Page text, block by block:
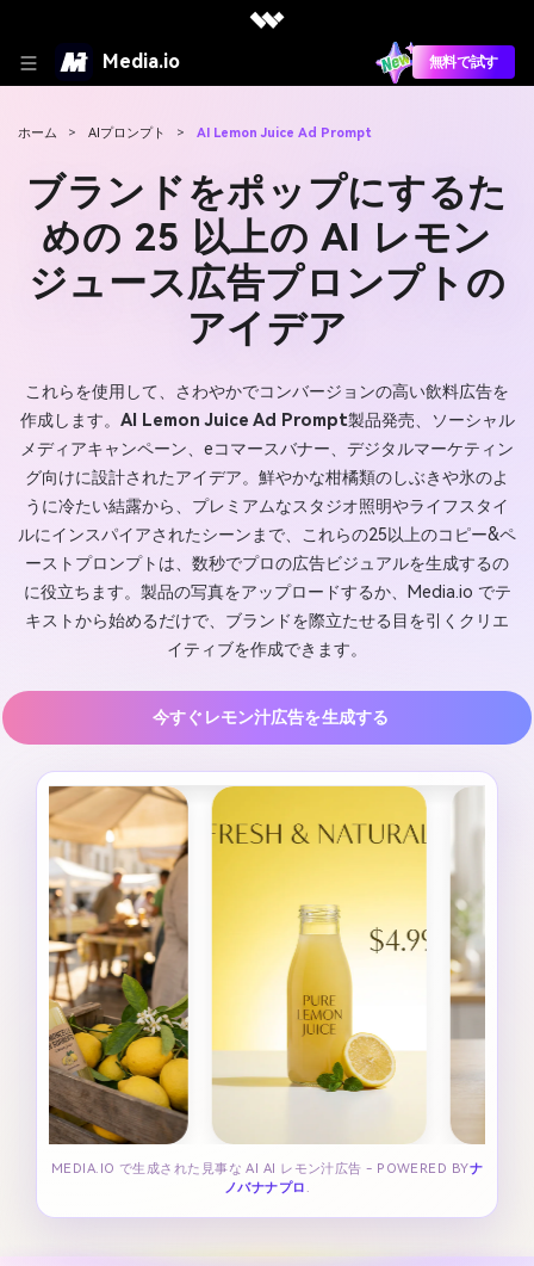
Media.io 無料で試す
ホーム > AIプロンプト > AI Lemon Juice Ad Prompt
ブランドをポップにするた
めの 25 以上の AI レモン
ジュース広告プロンプトの
アイデア
これらを使用して、さわやかでコンバージョンの高い飲料広告を
作成します。 AI Lemon Juice Ad Prompt製品発売、ソーシャル
メディアキャンペーン、eコマースバナー、デジタルマーケティン
グ向けに設計されたアイデア。鮮やかな柑橘類のしぶきや氷のよ
うに冷たい結露から、プレミアムなスタジオ照明やライフスタイ
ルにインスパイアされたシーンまで、これらの25以上のコピー&ペ
ーストプロンプトは、数秒でプロの広告ビジュアルを生成するの
に役立ちます。製品の写真をアップロードするか、Media.io でテ
キストから始めるだけで、ブランドを際立たせる目を引くクリエ
イティブを作成できます。
今すぐレモン汁広告を生成する
MEDIA.IO で生成された見事な AI AI レモン汁広告 - POWERED BYナ
ノバナナプロ .